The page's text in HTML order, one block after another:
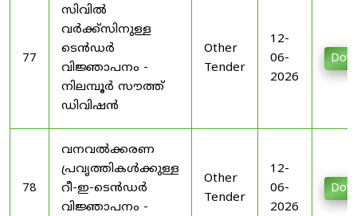
77
സിവിൽ
വർക്ക്‌സിനുള്ള
ടെൻഡർ
വിജ്ഞാപനം -
നിലമ്പൂർ സൗത്ത്
ഡിവിഷൻ
Other
Tender
12-
06-
2026
78
വനവൽക്കരണ
പ്രവൃത്തികൾക്കുള്ള
റീ-ഇ-ടെൻഡർ
വിജ്ഞാപനം -
Other
Tender
12-
06-
2026